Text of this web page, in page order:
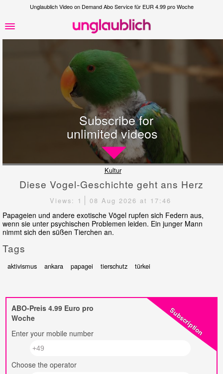
Unglaublich Video on Demand Abo Service für EUR 4.99 pro Woche
Subscribe for
unlimited videos
Kultur
Diese Vogel-Geschichte geht ans Herz
Views: 1 08 Aug 2026 at 17:46
Papageien und andere exotische Vögel rupfen sich Federn aus,
wenn sie unter psychischen Problemen leiden. Ein junger Mann
nimmt sich den süßen Tierchen an.
Tags
aktivismus ankara papagei tierschutz türkei
Subscription
ABO-Preis 4.99 Euro pro
Woche
Enter your mobile number
Choose the operator